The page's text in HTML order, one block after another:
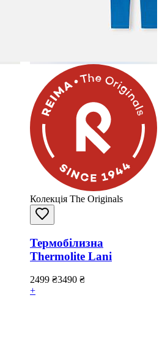
Колекція The Originals
Термобілизна
Thermolite Lani
2499 ₴3490 ₴
+